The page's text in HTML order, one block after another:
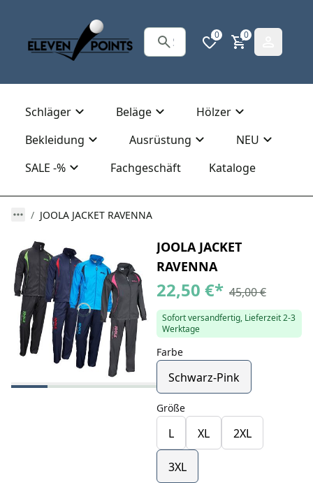
0 0
Schläger Beläge
Hölzer
Bekleidung
Ausrüstung
NEU
SALE -%
Fachgeschäft Kataloge
JOOLA JACKET RAVENNA
JOOLA JACKET
RAVENNA
22,50 €* 45,00 €
Sofort versandfertig, Lieferzeit 2-3
Werktage
Farbe
Schwarz-Pink
Größe
L XL 2XL
3XL